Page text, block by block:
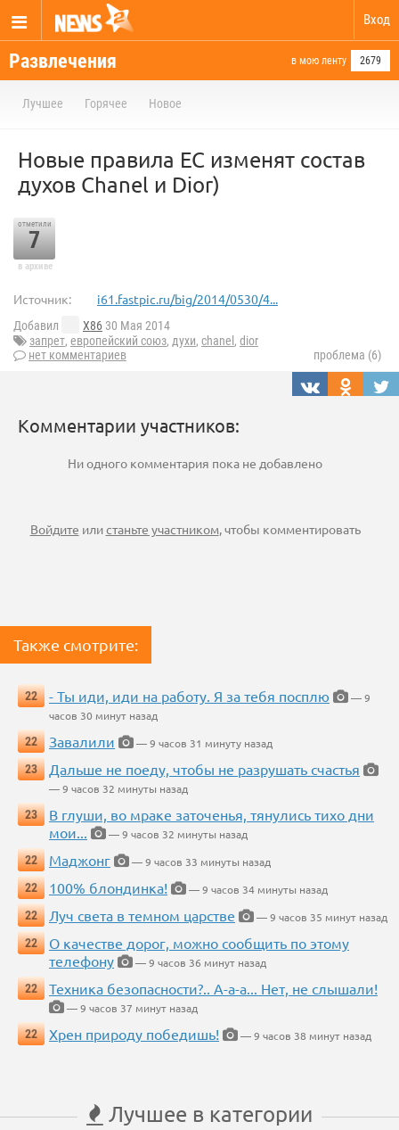
Вход
Развлечения в мою ленту 2679
Лучшее Горячее Новое
Новые правила ЕС изменят состав
духов Chanel и Dior)
отметили
7
в архиве
Источник: i61.fastpic.ru/big/2014/0530/4...
Добавил X86 30 Мая 2014
запрет, европейский союз, духи, chanel , dior
нет комментариев
проблема (6)
Комментарии участников:
Ни одного комментария пока не добавлено
Войдите илистаньте участником, чтобы комментировать
Также смотрите:
22 - Ты иди, иди на работу. Я за тебя посплю
— 9
часов 30 минут назад
22
Завалили
— 9 часов 31 минуту назад
23
Дальше не поеду, чтобы не разрушать счастья
— 9 часов 32 минуты назад
23
В глуши, во мраке заточенья, тянулись тихо дни
мои...
— 9 часов 32 минуты назад
22
Маджонг
— 9 часов 33 минуты назад
22
100% блондинка!
— 9 часов 34 минуты назад
22
Луч света в темном царстве
— 9 часов 35 минут назад
22
О качестве дорог, можно сообщить по этому
телефону
— 9 часов 36 минут назад
22
Техника безопасности?.. А-а-а... Нет, не слышали!
— 9 часов 37 минут назад
22
Хрен природу победишь! — 9 часов 38 минут назад
Лучшее в категории